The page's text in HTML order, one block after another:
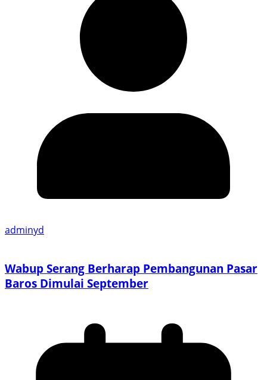
adminyd
Wabup Serang Berharap Pembangunan Pasar
Baros Dimulai September